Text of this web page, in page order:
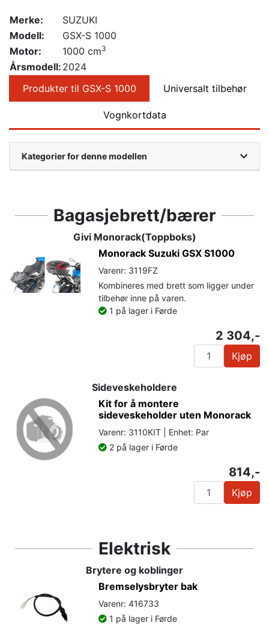
Merke:
SUZUKI
Modell:
GSX-S 1000
Motor:
1000 cm3
Årsmodell: 2024
Produkter til GSX-S 1000
Universalt tilbehør
Vognkortdata
Kategorier for denne modellen
Bagasjebrett/bærer
Givi Monorack(Toppboks)
Monorack Suzuki GSX S1000
Varenr: 3119FZ
Kombineres med brett som ligger under
tilbehør inne på varen.
1 på lager i Førde
2 304,-
Kjøp
Sideveskeholdere
Kit for å montere
sideveskeholder uten Monorack
Varenr: 3110KIT | Enhet: Par
2 på lager i Førde
814,-
Kjøp
Elektrisk
Brytere og koblinger
Bremselysbryter bak
Varenr: 416733
1 på lager i Førde